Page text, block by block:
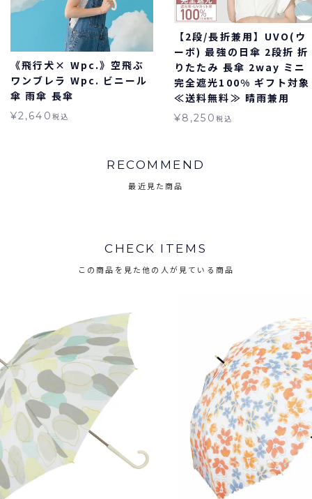
《飛行犬× Wpc.》空飛ぶ
ワンブレラ Wpc. ビニール
傘 雨傘 長傘
¥2,640 税込
【2段/長折兼用】UVO(ウ
ーボ) 最強の日傘 2段折 折
りたたみ 長傘 2way ミニ
完全遮光100% ギフト対象
≪送料無料≫ 晴雨兼用
¥8,250 税込
RECOMMEND
最近見た商品
CHECK ITEMS
この商品を見た他の人が見ている商品